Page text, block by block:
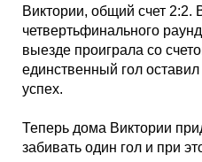
Реклама
Контакты
Чемпионат Мира
Кубок Мира (отбор)
На что ставят?
Виктории, общий счет 2:2.
четвертьфинального
выезде проиграла со
единственный гол
успех.
Теперь дома Виктории
забивать один гол и при